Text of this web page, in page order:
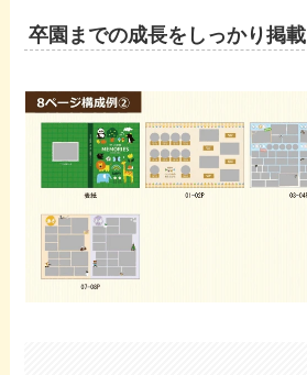
卒園までの成長をしっかり掲載